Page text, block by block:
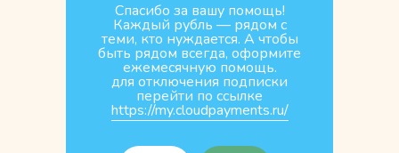
Спасибо за вашу помощь!
Каждый рубль — рядом с
теми, кто нуждается. А чтобы
быть рядом всегда, оформите
ежемесячную помощь.
для отключения подписки
перейти по ссылке
https://my.cloudpayments.ru/